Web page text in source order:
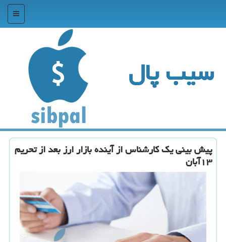
منو
سیب پال
پیش بینی یك كارشناس از آینده بازار ارز بعد از تحریم
۱۳آبان